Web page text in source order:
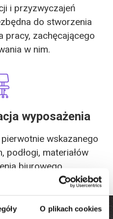
O plikach cookies
i przyzwyczajeń
do stworzenia
pracy, zachęcającego
w nim.
wyposażenia
wskazanego
podłogi, materiałów
biurowego.